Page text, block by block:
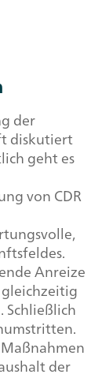
der
diskutiert
geht es
von CDR
Anreize
der